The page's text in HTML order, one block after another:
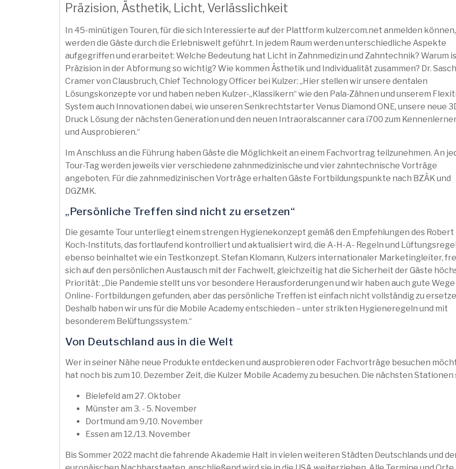
Präzision, Ästhetik, Licht, Verlässlichkeit
In 45-minütigen Touren, für die sich Interessierte auf der Plattform kulzercom.net anmelden können,
werden die Gäste durch die Erlebniswelt geführt. In jedem Raum werden unterschiedliche Aspekte
aufgegriffen und erarbeitet: Welche Bedeutung hat Licht in Zahnmedizin und Zahntechnik? Warum
Präzision in der Abformung so wichtig? Wie kommen Ästhetik und Individualität zusammen? Dr.
Cramer von Clausbruch, Chief Technology Officer bei Kulzer: „Hier stellen wir unsere dentalen
Lösungskonzepte vor und haben neben Kulzer-„Klassikern“ wie den Pala-Zähnen und unserem
System auch Innovationen dabei, wie unseren Senkrechtstarter Venus Diamond ONE, unsere neue
Druck Lösung der nächsten Generation und den neuen Intraoralscanner cara i700 zum
und Ausprobieren.“
Im Anschluss an die Führung haben Gäste die Möglichkeit an einem Fachvortrag teilzunehmen. An
Tour-Tag werden jeweils vier verschiedene zahnmedizinische und vier zahntechnische Vorträge
angeboten. Für die zahnmedizinischen Vorträge erhalten Gäste Fortbildungspunkte nach BZÄK und
DGZMK.
„Persönliche Treffen sind nicht zu ersetzen“
Die gesamte Tour unterliegt einem strengen Hygienekonzept gemäß den Empfehlungen des Robert
Koch-Instituts, das fortlaufend kontrolliert und aktualisiert wird, die A-H-A- Regeln und
ebenso beinhaltet wie ein Testkonzept. Stefan Klomann, Kulzers internationaler Marketingleiter,
sich auf den persönlichen Austausch mit der Fachwelt, gleichzeitig hat die Sicherheit der Gäste
Priorität: „Die Pandemie stellt uns vor besondere Herausforderungen und wir haben auch gute
Online- Fortbildungen gefunden, aber das persönliche Treffen ist einfach nicht vollständig zu
Deshalb haben wir uns für die Mobile Academy entschieden – unter strikten Hygieneregeln und mit
besonderem Belüftungssystem.“
Von Deutschland aus in die Welt
Wer in seiner Nähe neue Produkte entdecken und ausprobieren oder Fachvorträge besuchen
hat noch bis zum 10. Dezember Zeit, die Kulzer Mobile Academy zu besuchen. Die nächsten Stationen
Bielefeld am 27. Oktober
Münster am 3. - 5. November
Dortmund am 9./10. November
Essen am 12./13. November
Bis Sommer 2022 macht die fahrende Akademie Halt in vielen weiteren Städten Deutschlands und